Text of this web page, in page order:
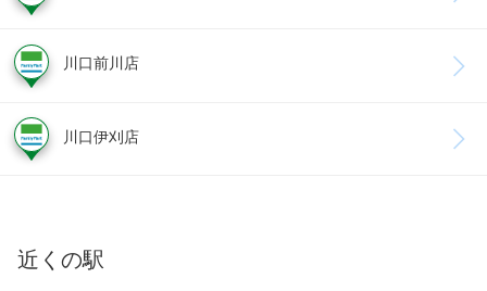
川口前川店
川口伊刈店
近くの駅